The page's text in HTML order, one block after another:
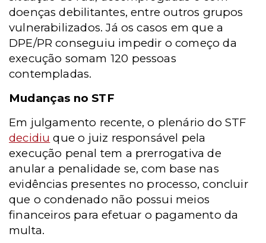
doenças debilitantes, entre outros grupos
vulnerabilizados. Já os casos em que a
DPE/PR conseguiu impedir o começo da
execução somam 120 pessoas
contempladas.
Mudanças no STF
Em julgamento recente, o plenário do STF
decidiu que o juiz responsável pela
execução penal tem a prerrogativa de
anular a penalidade se, com base nas
evidências presentes no processo, concluir
que o condenado não possui meios
financeiros para efetuar o pagamento da
multa.